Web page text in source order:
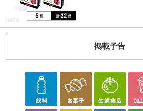
掲載予告